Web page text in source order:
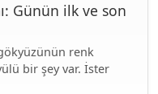
Günün ilk ve son
renk
bir şey var. İster